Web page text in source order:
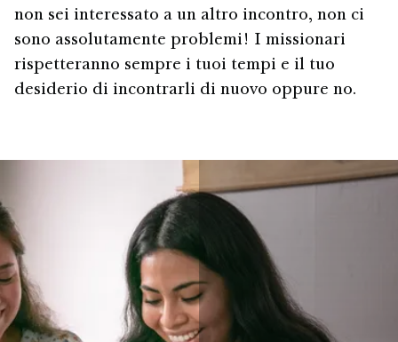
non sei interessato a un altro incontro, non ci
sono assolutamente problemi! I missionari
rispetteranno sempre i tuoi tempi e il tuo
desiderio di incontrarli di nuovo oppure no.